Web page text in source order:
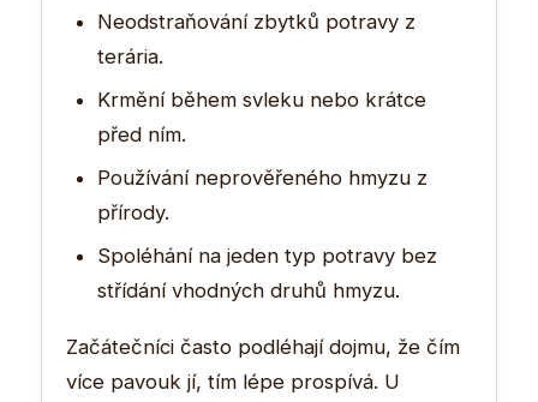
Neodstraňování zbytků potravy z
terária.
Krmění během svleku nebo krátce
před ním.
Používání neprověřeného hmyzu z
přírody.
Spoléhání na jeden typ potravy bez
střídání vhodných druhů hmyzu.
Začátečníci často podléhají dojmu, že čím
více pavouk jí, tím lépe prospívá. U